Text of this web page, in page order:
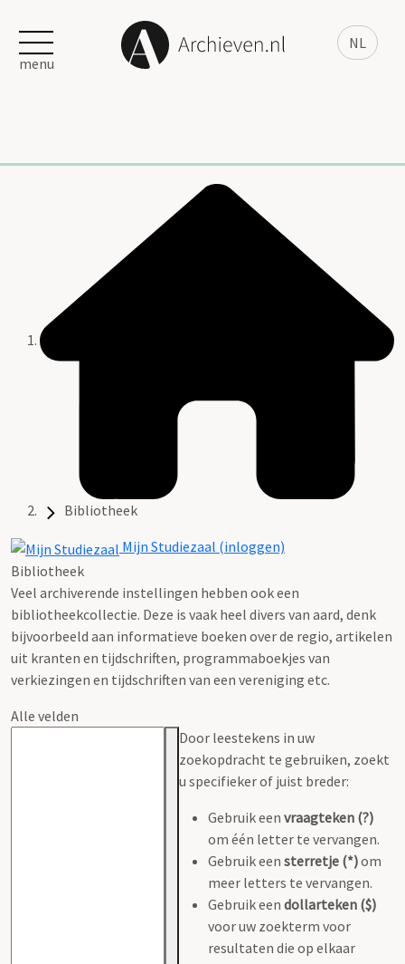
NL
menu
Bibliotheek
Mijn Studiezaal (inloggen)
Bibliotheek
Veel archiverende instellingen hebben ook een
bibliotheekcollectie. Deze is vaak heel divers van aard, denk
bijvoorbeeld aan informatieve boeken over de regio, artikelen
uit kranten en tijdschriften, programmaboekjes van
verkiezingen en tijdschriften van een vereniging etc.
Alle velden
Door leestekens in uw
zoekopdracht te gebruiken, zoekt
u specifieker of juist breder:
Gebruik een vraagteken (?)
om één letter te vervangen.
Gebruik een sterretje (*)om
meer letters te vervangen.
Gebruik een dollarteken ($)
voor uw zoekterm voor
resultaten die op elkaar